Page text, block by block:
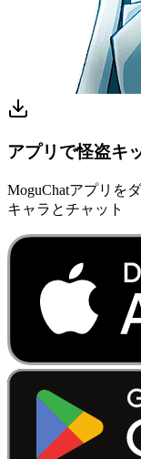
アプリで怪盗キ
MoguChatアプリを
キャラとチャット